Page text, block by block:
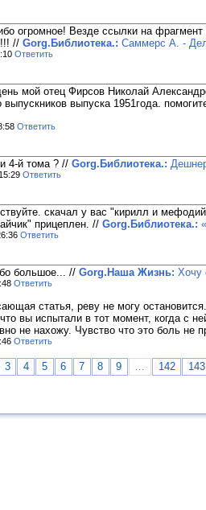
огромное! Везде ссылки на
// Gorg.Библиотека.: Саммерс А. -
Ответить
мой отец Фирсов Николай
выпускников выпуска 1951года.
Ответить
4-й тома ? // Gorg.Библиотека.:
Ответить
скачал у вас "кирилл и
прицеплен. // Gorg.Библиотека.:
Ответить
большое... // Gorg.Наша Жизнь: Хочу
Ответить
статья, реву не могу
вы испытали в тот момент, когда с
не нахожу. Чувство что это боль не
Ответить
3 4 5 6 7 8 9 … 142 143